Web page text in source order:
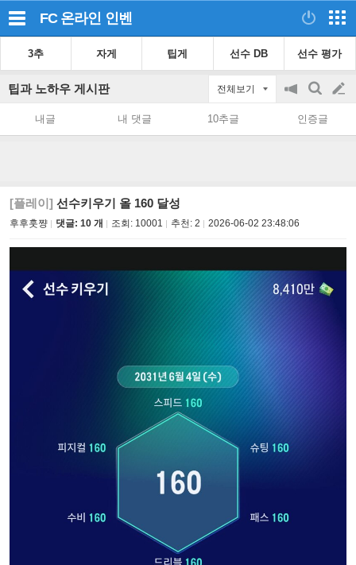
FC 온라인 인벤
3추 자게 팁게 선수 DB 선수 평가
팁과 노하우 게시판 전체보기
공
on/off
검
색
글
쓰
내글 내 댓글 10추글 인증글
[플레이] 선수키우기 올 160 달성
후후훗쨩 댓글: 10 개 조회: 10001 추천: 2 2026-06-02 23:48:06